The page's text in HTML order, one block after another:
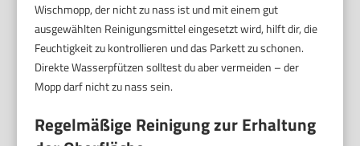
Wischmopp, der nicht zu nass ist und mit einem gut
ausgewählten Reinigungsmittel eingesetzt wird, hilft dir, die
Feuchtigkeit zu kontrollieren und das Parkett zu schonen.
Direkte Wasserpfützen solltest du aber vermeiden – der
Mopp darf nicht zu nass sein.
Regelmäßige Reinigung zur Erhaltung